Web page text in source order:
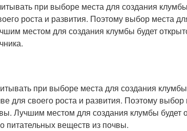
при выборе места для создания
роста и развития. Поэтому выбор места
местом для создания клумбы будет
при выборе места для создания
для своего роста и развития. Поэтому выбор
Лучшим местом для создания клумбы будет
питательных веществ из почвы.